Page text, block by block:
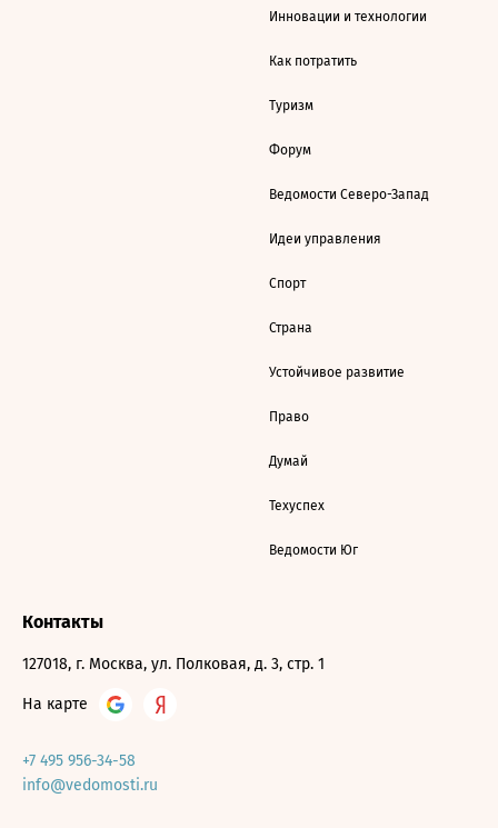
Инновации и технологии
Как потратить
Туризм
Форум
Ведомости Северо-Запад
Идеи управления
Спорт
Страна
Устойчивое развитие
Право
Думай
Техуспех
Ведомости Юг
Контакты
127018, г. Москва, ул. Полковая, д. 3, стр. 1
На карте
+7 495 956-34-58
info@vedomosti.ru